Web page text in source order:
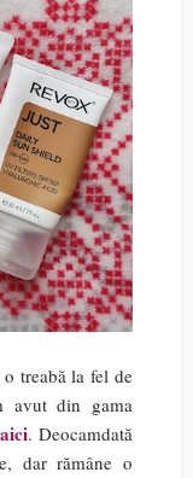
treabă la fel de
avut din gama
aici. Deocamdată
dar rămâne o